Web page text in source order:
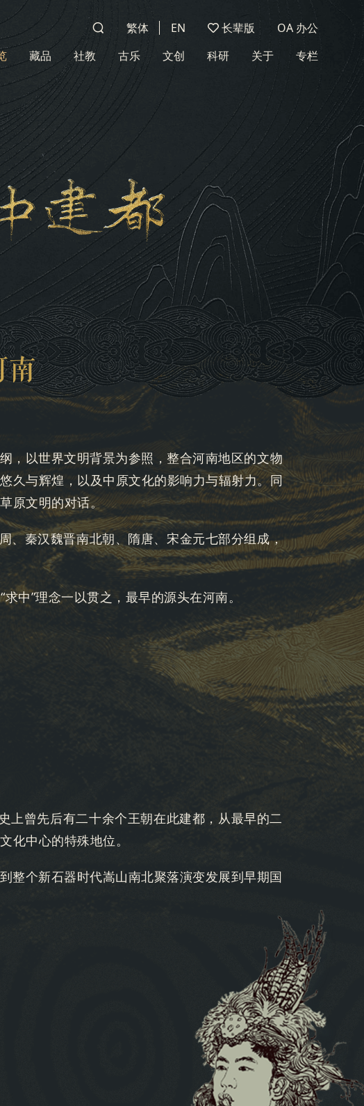
繁体 EN 长辈版
OA 办公
藏品 社教 古乐 文创 科研 关于 专栏
，以世界文明背景为参照，整合河南地区的文物
久与辉煌，以及中原文化的影响力与辐射力。同
原文明的对话。
、秦汉魏晋南北朝、隋唐、宋金元七部分组成，
中”理念一以贯之，最早的源头在河南。
上曾先后有二十余个王朝在此建都，从最早的二
化中心的特殊地位。
整个新石器时代嵩山南北聚落演变发展到早期国